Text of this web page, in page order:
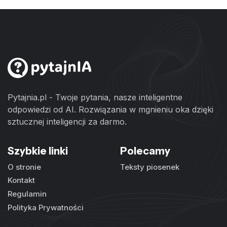
Pytajnia.pl - Twoje pytania, nasze inteligentne
odpowiedzi od AI. Rozwiązania w mgnieniu oka dzięki
sztucznej inteligencji za darmo.
Szybkie linki
O stronie
Kontakt
Regulamin
Polityka Prywatności
Polecamy
Teksty piosenek